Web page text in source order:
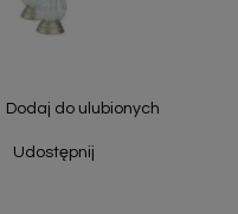
Dodaj do ulubionych
Udostępnij